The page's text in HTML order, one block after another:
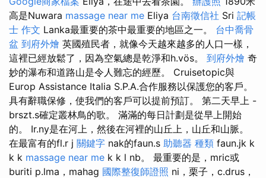
高是Nuwara massage near me Eliya 台南徵信社 Sri 記帳
士 作文 Lanka最重要的茶中最重要的地區之一。 台中喬骨
盆 到府外燴 英國殖民者，就像今天越來越多的人口一樣，
這裡已經放鬆了，因為空氣總是乾淨和h.vös。 到府外燴 奇
妙的瀑布和道路山是令人難忘的經歷。 Cruisetopic與
Europ Assistance Italia S.P.A.合作服務以保護您的客戶。
具有辭職保修，使我們的客戶可以提前預訂。 第二天早上 -
brszt.s確定叢林鳥的歌。 滿滿的每日計劃是從早上開始
的。 Ir.ny是在河上，然後在河裡的山丘上，山丘和山脈。
在最富有的fl.r j 關鍵字 nak的faun.s 助聽器 種類 faun.jk k
k k massage near me k k l nb。 最重要的是，mric或
buriti p.lma，mahag 國際整復師證照 ni，栗子，c.drus，